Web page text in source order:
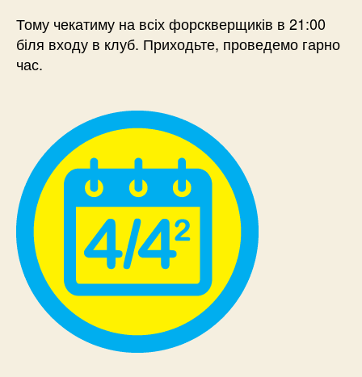
Тому чекатиму на всіх форскверщиків в 21:00
біля входу в клуб. Приходьте, проведемо гарно
час.